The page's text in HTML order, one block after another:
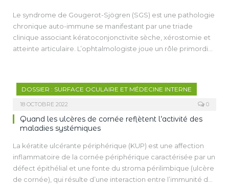
pseudo-microkystiques susceptibles d’entraîner une baisse
sévère de la vision.
Le syndrome de Gougerot-Sjögren (SGS) est une pathologie
chronique auto-immune se manifestant par une triade
clinique associant kératoconjonctivite sèche, xérostomie et
atteinte articulaire. L’ophtalmologiste joue un rôle primordial
syndrome de Gougerot-Sjögren est souvent plus sévère que
les autres formes de sécheresse oculaire, avec la présence
de filaments et de KPS denses. L’infiltration lymphocytaire
glandulaire et l’inflammation de la surface oculaire
expliquent en partie la physiopathologie de l’atteinte
L’arsenal thérapeutique à notre disposition doit permettre
une prise en charge personnalisée et adaptée à chaque
patient. Les traitements systémiques n’ont que très peu
d’effet sur la sécheresse oculaire secondaire au SGS.
DOSSIER : SURFACE OCULAIRE ET MÉDECINE INTERNE
18 OCTOBRE 2022 0
Quand les ulcères de cornée reflètent l’activité des
maladies systémiques
La kératite ulcérante périphérique (KUP) est une affection
inflammatoire de la cornée périphérique caractérisée par un
défect épithélial et une fonte du stroma périlimbique (ulcère
de cornée), qui résulte d’une interaction entre l’immunité de